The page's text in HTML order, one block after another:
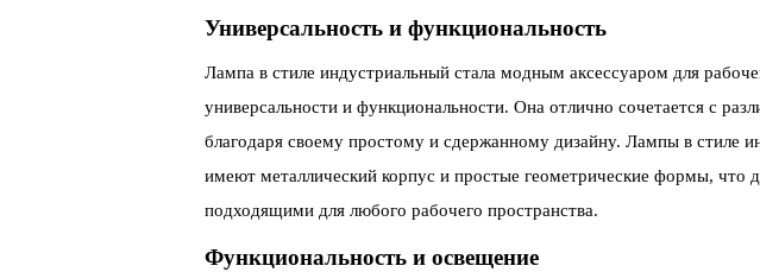
Универсальность и функциональность
Лампа в стиле индустриальный стала модным аксессуаром для
универсальности и функциональности. Она отлично сочетается с
благодаря своему простому и сдержанному дизайну. Лампы в стиле
имеют металлический корпус и простые геометрические формы, что
подходящими для любого рабочего пространства.
Функциональность и освещение